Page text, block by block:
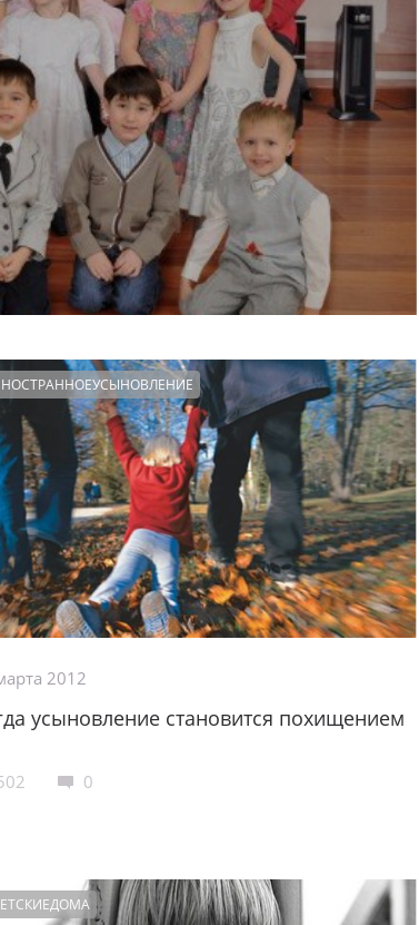
2012
усыновление становится похищением
0